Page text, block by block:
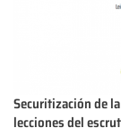
Securitización de
lecciones del